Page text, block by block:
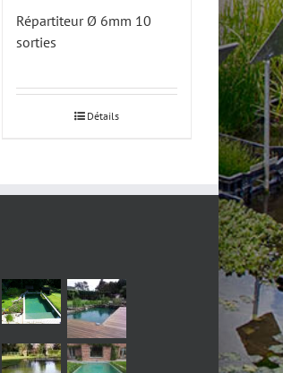
Répartiteur Ø 6mm 10
sorties
Détails